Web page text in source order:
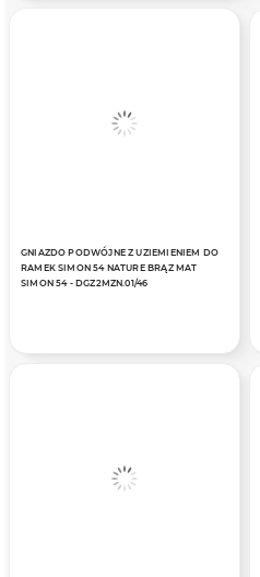
GNIAZDO PODWÓJNE Z UZIEMIENIEM DO
RAMEK SIMON 54 NATURE BRĄZ MAT
SIMON 54 - DGZ2MZN.01/46